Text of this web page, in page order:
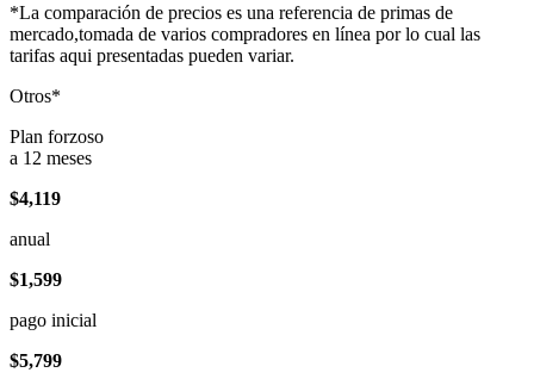
*La comparación de precios es una referencia de primas de
mercado,tomada de varios compradores en línea por lo cual las
tarifas aqui presentadas pueden variar.
Otros*
Plan forzoso
a 12 meses
$4,119
anual
$1,599
pago inicial
$5,799